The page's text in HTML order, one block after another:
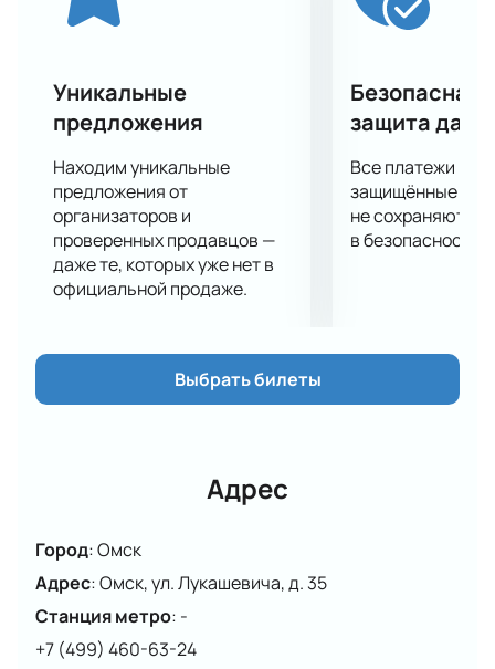
Уникальные
предложения
Находим уникальные
предложения от
организаторов и
проверенных продавцов —
даже те, которых уже нет в
официальной продаже.
Безопасная
защита
Все платежи
защищённые
не сохраняются
в безопасности.
Выбрать билеты
Адрес
Город:Омск
Адрес:Омск, ул. Лукашевича, д. 35
Станция метро: -
+7 (499) 460-63-24